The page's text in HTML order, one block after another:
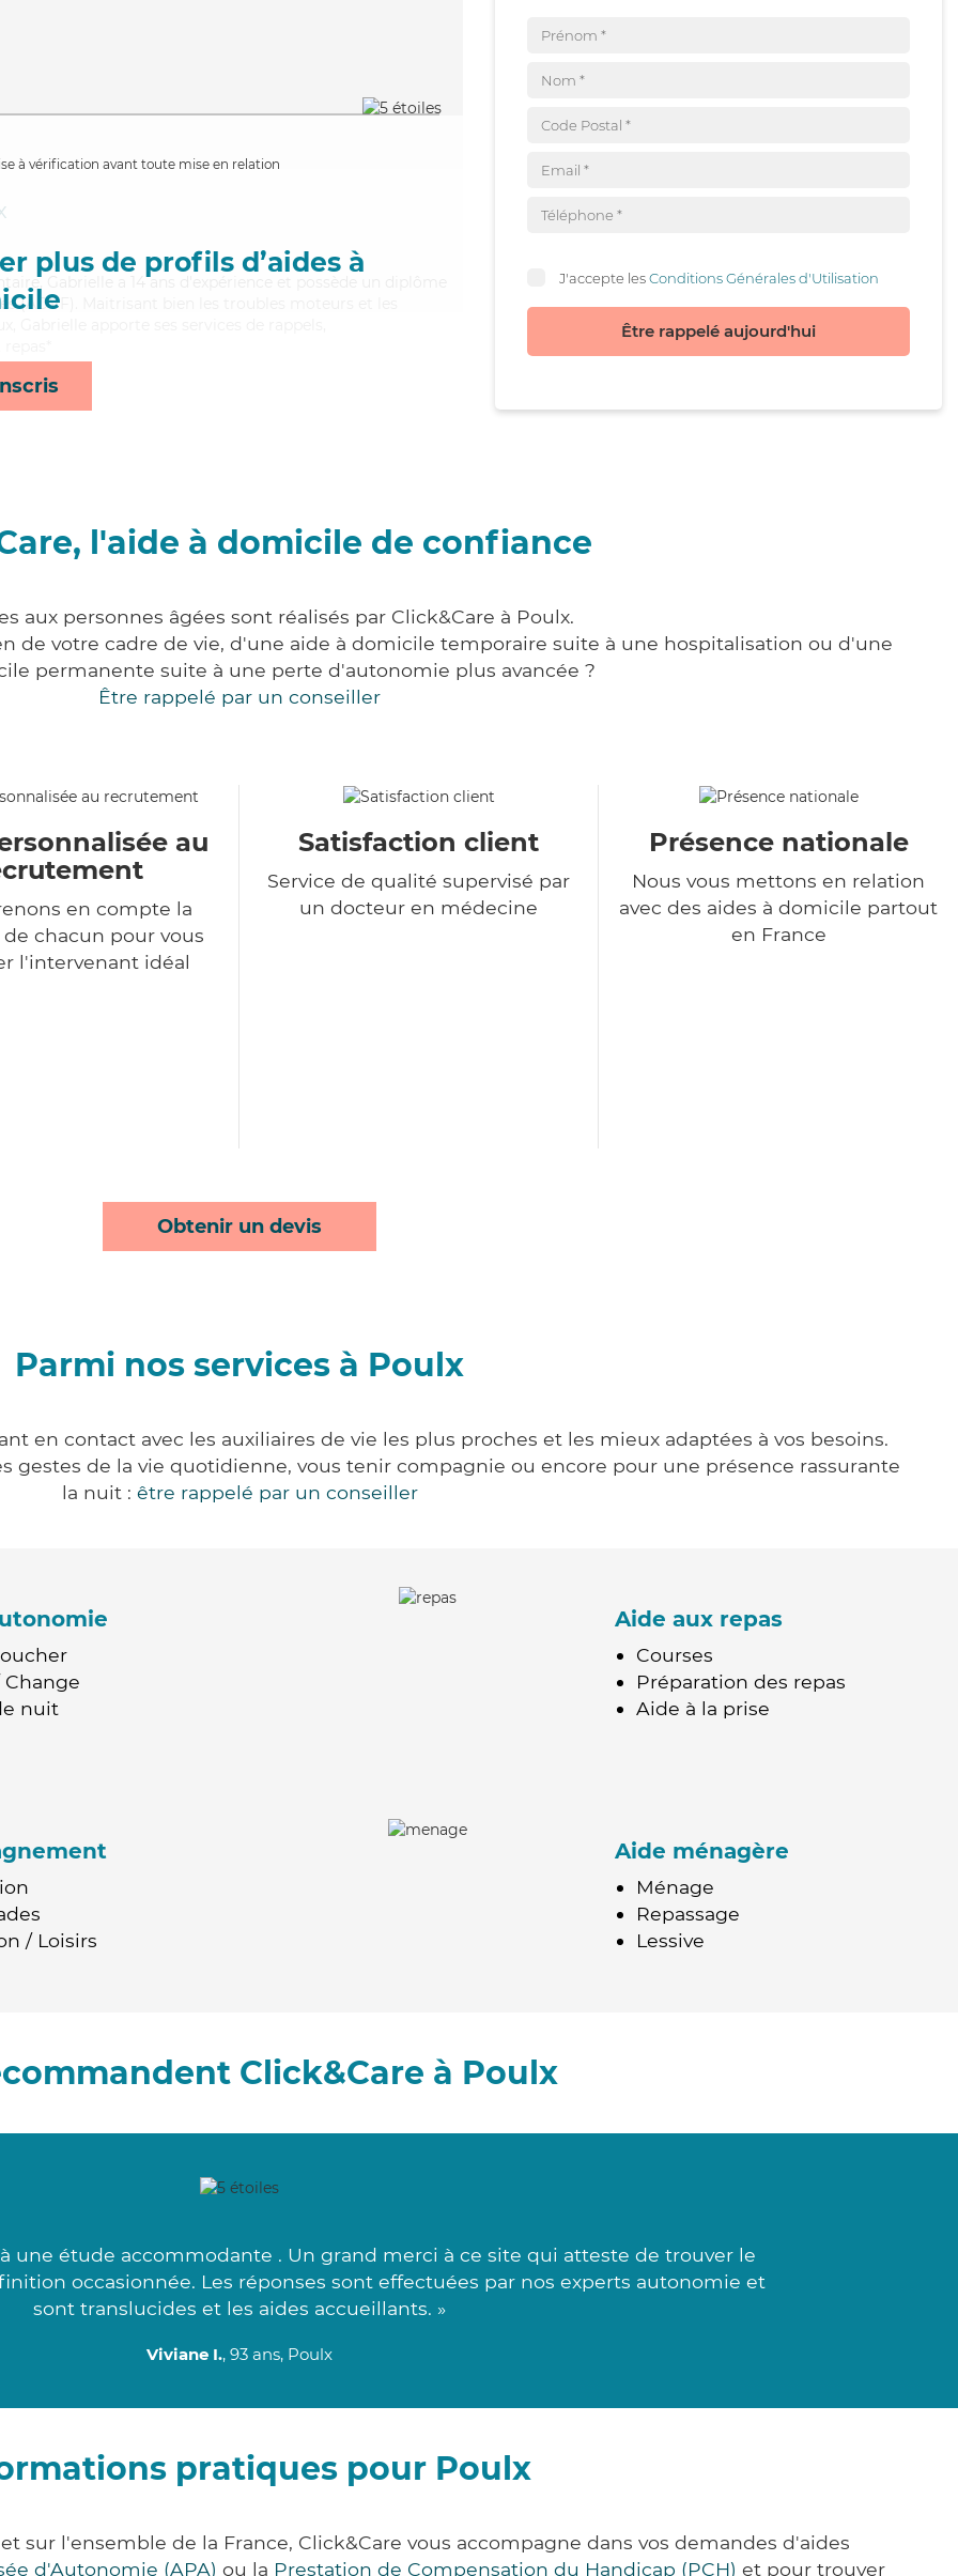
à vérification avant toute mise en relation
plus de profils d’aides à
Gabrielle a 14 ans d'expérience et possède un diplôme
(ADVF). Maitrisant bien les troubles moteurs et les
J'accepte lesConditions Générales d'Utilisation
Être rappelé aujourd'hui
l'aide à domicile de confiance
aux personnes âgées sont réalisés par Click&Care à Poulx.
de votre cadre de vie, d'une aide à domicile temporaire suite à une hospitalisation ou d'une
permanente suite à une perte d'autonomie plus avancée ?
Être rappelé par un conseiller
au
en compte la
chacun pour vous
l'intervenant idéal
Satisfaction client
Service de qualité supervisé par
un docteur en médecine
Présence nationale
Nous vous mettons en relation
avec des aides à domicile partout
en France
Obtenir un devis
Parmi nos services à Poulx
en contact avec les auxiliaires de vie les plus proches et les mieux adaptées à vos besoins.
gestes de la vie quotidienne, vous tenir compagnie ou encore pour une présence rassurante
la nuit : être rappelé par un conseiller
nuit
Aide aux repas
Courses
Préparation des repas
Aide à la prise
/ Loisirs
Aide ménagère
Ménage
Repassage
Lessive
Click&Care à Poulx
une étude accommodante . Un grand merci à ce site qui atteste de trouver le
occasionnée. Les réponses sont effectuées par nos experts autonomie et
sont translucides et les aides accueillants. »
Viviane I., 93 ans, Poulx
pratiques pour Poulx
sur l'ensemble de la France, Click&Care vous accompagne dans vos demandes d'aides
d'Autonomie (APA) ou la Prestation de Compensation du Handicap (PCH) et pour trouver